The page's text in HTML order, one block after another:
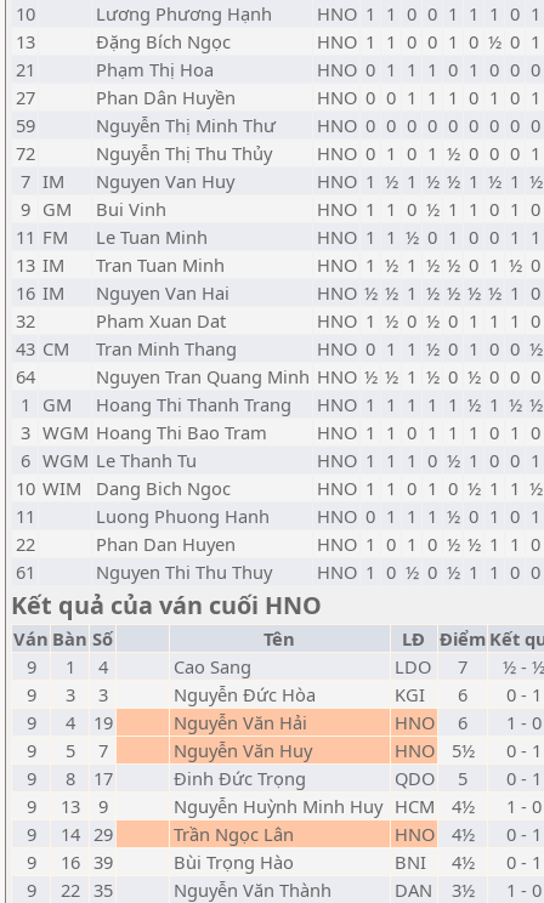
10
Lương Phương Hạnh HNO 1 1 0 0 1 1 1 0 1
13
Đặng Bích Ngọc HNO 1 1 0 0 1 0 ½ 0 1
21
Phạm Thị Hoa HNO 0 1 1 1 0 1 0 0 0
27
Phan Dân Huyền HNO 0 0 1 1 1 0 1 0 1
59
Nguyễn Thị Minh Thư HNO 0 0 0 0 0 0 0 0 0
72
Nguyễn Thị Thu Thủy HNO 0 1 0 1 ½ 0 0 0 1
7 IM Nguyen Van Huy HNO 1 ½ 1 ½ ½ 1 ½ 1 ½
9 GM Bui Vinh HNO 1 1 0 ½ 1 1 0 1 0
11 FM Le Tuan Minh HNO 1 1 ½ 0 1 0 0 1 1
13 IM Tran Tuan Minh HNO 1 ½ 1 ½ ½ 0 1 ½ 0
16 IM Nguyen Van Hai HNO ½ ½ 1 ½ ½ ½ ½ 1 0
32
Pham Xuan Dat HNO 1 ½ 0 ½ 0 1 1 1 0
43 CM Tran Minh Thang HNO 0 1 1 ½ 0 1 0 0 ½
64
Nguyen Tran Quang Minh HNO ½ ½ 1 ½ 0 ½ 0 0 0
1
GM Hoang Thi Thanh Trang HNO 1 1 1 1 1 ½ 1 ½ ½
3 WGM Hoang Thi Bao Tram HNO 1 1 0 1 1 1 0 1 0
6 WGM Le Thanh Tu HNO 1 1 1 0 ½ 1 0 0 1
10 WIM Dang Bich Ngoc HNO 1 1 0 1 0 ½ 1 1 ½
11
Luong Phuong Hanh HNO 0 1 1 1 ½ 0 1 0 1
22
Phan Dan Huyen HNO 1 0 1 0 ½ ½ 1 1 0
61
Nguyen Thi Thu Thuy HNO 1 0 ½ 0 ½ 1 1 0 0
Kết quả của ván cuối HNO
Ván Bàn Số Tên LĐ Điểm Kết
9
1 4 Cao Sang LDO 7
½ -
9
3 3 Nguyễn Đức Hòa KGI 6
0 - 1
9
4 19 Nguyễn Văn Hải HNO 6
1 - 0
9
5 7 Nguyễn Văn Huy HNO 5½
0 - 1
9
8 17 Đinh Đức Trọng QDO 5
0 - 1
9
13 9 Nguyễn Huỳnh Minh Huy HCM 4½
1 - 0
9
14 29 Trần Ngọc Lân HNO 4½
0 - 1
9
16 39 Bùi Trọng Hào BNI 4½
0 - 1
9
22 35 Nguyễn Văn Thành DAN 3½
1 - 0